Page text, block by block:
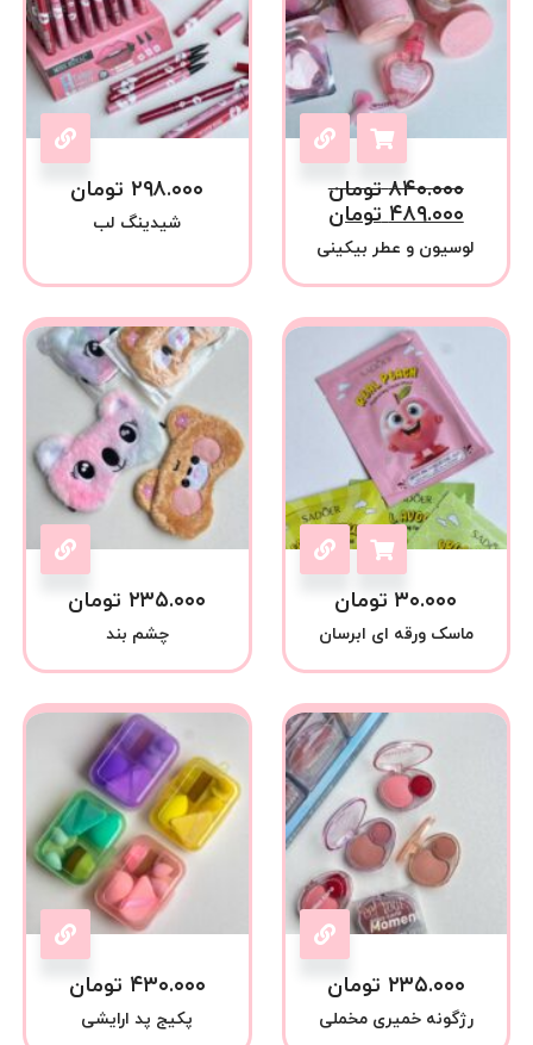
۸۴۰.۰۰۰ تومان
۴۸۹.۰۰۰ تومان
لوسیون و عطر بیکینی
۲۹۸.۰۰۰ تومان
شیدینگ لب
۳۰.۰۰۰ تومان
ماسک ورقه ای ابرسان
۲۳۵.۰۰۰ تومان
چشم بند
۲۳۵.۰۰۰ تومان
رژگونه خمیری مخملی
۴۳۰.۰۰۰ تومان
پکیج پد ارایشی